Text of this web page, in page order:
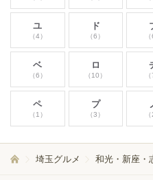
ユ
（4）
ド
（6）
ベ
（6）
ロ
（10）
ペ
（1）
プ
（3）
埼玉グルメ 和光・新座・